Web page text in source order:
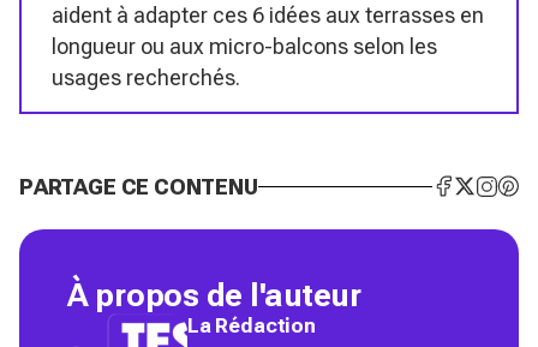
aident à adapter ces 6 idées aux terrasses en
longueur ou aux micro-balcons selon les
usages recherchés.
PARTAGE CE CONTENU
À propos de l'auteur
La Rédaction